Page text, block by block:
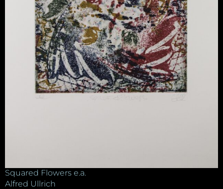
Squared Flowers e.a.
Alfred Ullrich